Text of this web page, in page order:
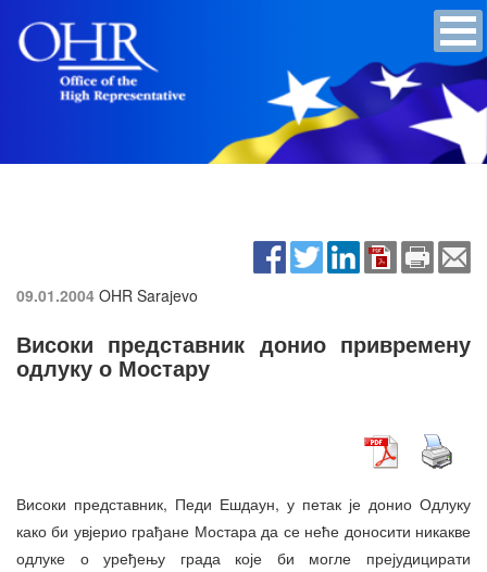
09.01.2004 OHR Sarajevo
Високи представник донио привремену
одлуку о Мостару
Високи представник, Педи Ешдаун, у петак је донио Одлуку
како би увјерио грађане Мостара да се неће доносити никакве
одлуке о уређењу града које би могле прејудицирати